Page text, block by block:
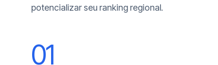
potencializar seu ranking regional.
01